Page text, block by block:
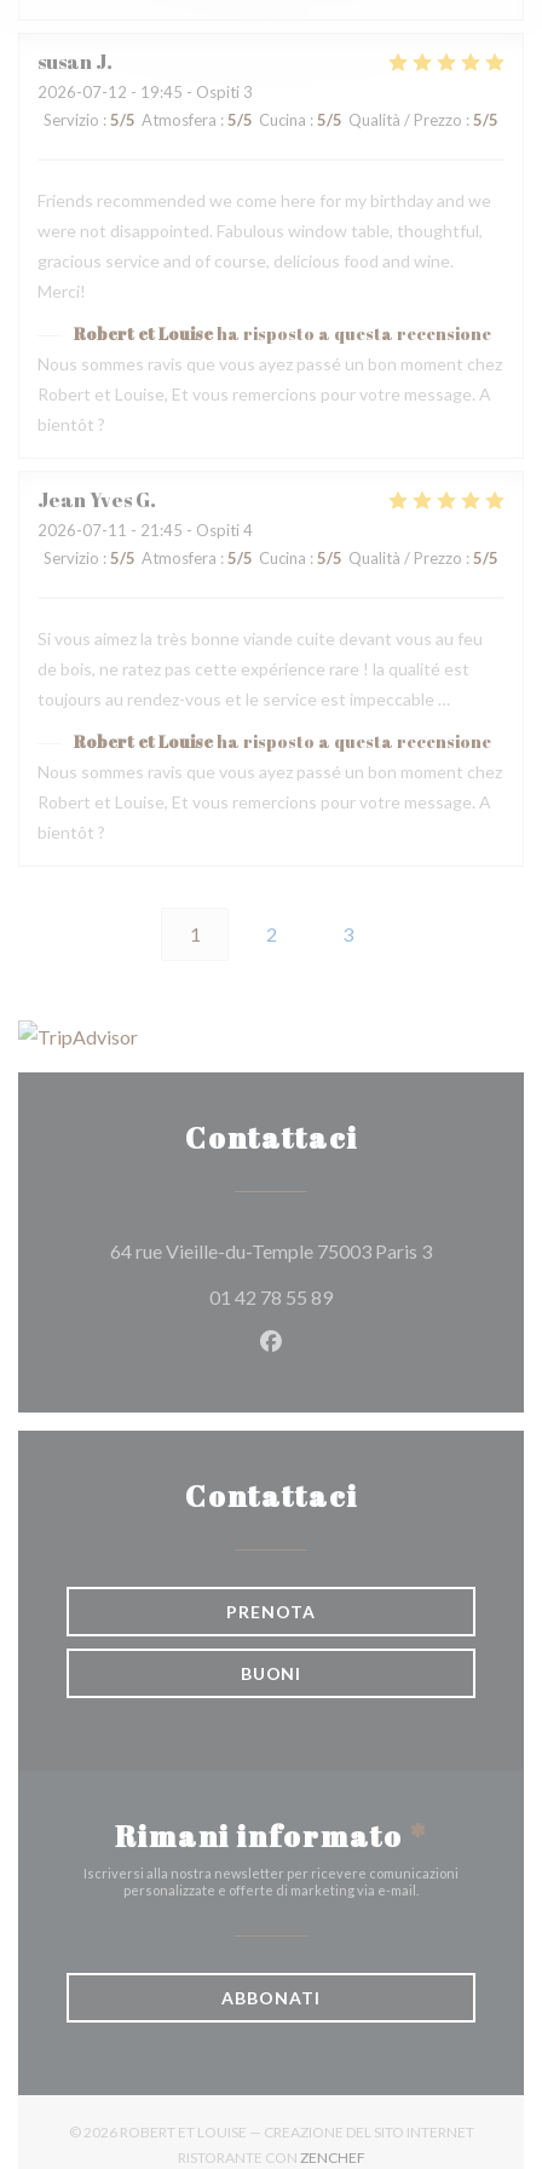
susanJ
2026-07-12 - 19:45 - Ospiti 3
Servizio : 5/5 Atmosfera : 5/5 Cucina : 5/5 Qualità / Prezzo : 5/5
Friends recommended we come here for my birthday and we
were not disappointed. Fabulous window table, thoughtful,
gracious service and of course, delicious food and wine.
Merci!
Robert et Louiseha risposto a questa recensione
Nous sommes ravis que vous ayez passé un bon moment chez
Robert et Louise, Et vous remercions pour votre message. A
bientôt ?
Jean YvesG
2026-07-11 - 21:45 - Ospiti 4
Servizio : 5/5 Atmosfera : 5/5 Cucina : 5/5 Qualità / Prezzo : 5/5
Si vous aimez la très bonne viande cuite devant vous au feu
de bois, ne ratez pas cette expérience rare ! la qualité est
toujours au rendez-vous et le service est impeccable …
Robert et Louiseha risposto a questa recensione
Nous sommes ravis que vous ayez passé un bon moment chez
Robert et Louise, Et vous remercions pour votre message. A
bientôt ?
1 2 3
Contattaci
64 rue Vieille-du-Temple 75003 Paris 3((apre una
01 42 78 55 89
Facebook ((apre una nuova
Contattaci
PRENOTA
BUONI
Rimani informato *
Iscriversi alla nostra newsletter per ricevere comunicazioni
personalizzate e offerte di marketing via e-mail.
ABBONATI
© 2026 ROBERT ET LOUISE — CREAZIONE DEL SITO INTERNET
RISTORANTE CON ZENCHEF((APRE UNA NUOVA